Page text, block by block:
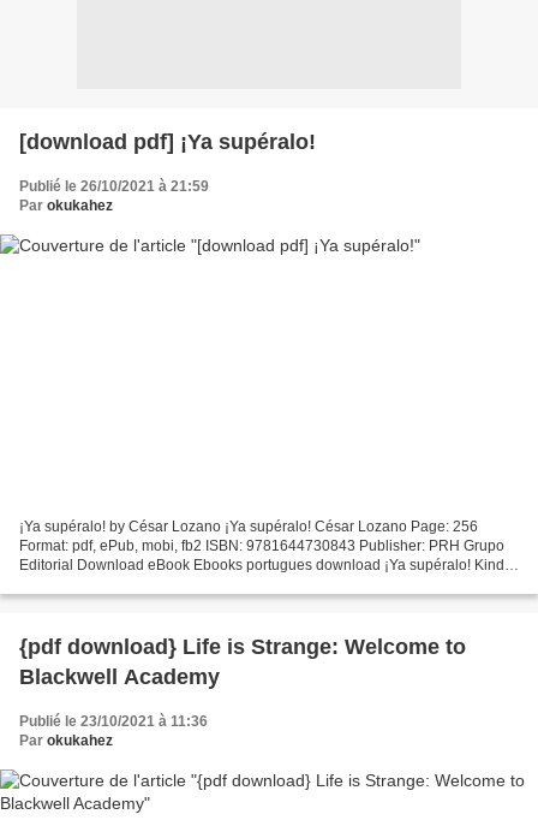
[download pdf] ¡Ya supéralo!
Publié le 26/10/2021 à 21:59
Par okukahez
¡Ya supéralo! by César Lozano ¡Ya supéralo! César Lozano Page: 256
Format: pdf, ePub, mobi, fb2 ISBN: 9781644730843 Publisher: PRH Grupo
Editorial Download eBook Ebooks portugues download ¡Ya supéralo! Kindle
{pdf download} Life is Strange: Welcome to
Blackwell Academy
Publié le 23/10/2021 à 11:36
Par okukahez